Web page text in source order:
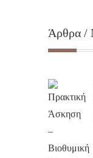
Άρθρα /